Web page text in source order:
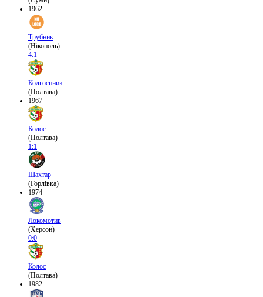
1962
Трубник
(Нікополь)
4:1
Колгоспник
(Полтава)
1967
Колос
(Полтава)
1:1
Шахтар
(Горлівка)
1974
Локомотив
(Херсон)
0:0
Колос
(Полтава)
1982